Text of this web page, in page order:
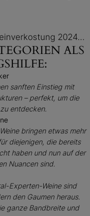
2024…
ALS
sanften Einstieg mit
– perfekt, um die
zu entdecken.
bringen etwas mehr
diejenigen, die bereits
haben und nun auf der
Nuancen sind.
Experten-Weine sind
den Gaumen heraus.
ganze Bandbreite und